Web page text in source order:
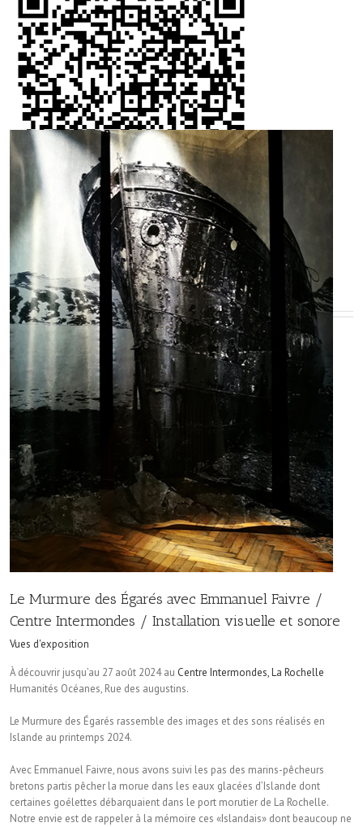
EN SAVOIR PLUS
Le Murmure des Égarés avec Emmanuel Faivre /
Centre Intermondes / Installation visuelle et sonore
Vues d'exposition
À découvrir jusqu’au 27 août 2024 au Centre Intermondes, La Rochelle
Humanités Océanes, Rue des augustins.
Le Murmure des Égarés rassemble des images et des sons réalisés en
Islande au printemps 2024.
Avec Emmanuel Faivre, nous avons suivi les pas des marins-pêcheurs
bretons partis pêcher la morue dans les eaux glacées d’Islande dont
certaines goélettes débarquaient dans le port morutier de La Rochelle.
Notre envie est de rappeler à la mémoire ces «Islandais» dont beaucoup ne